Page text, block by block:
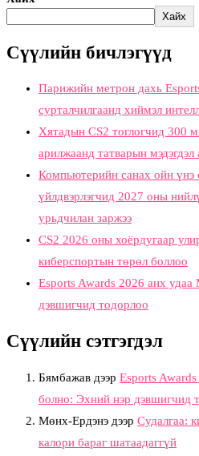
Хайх
Сүүлийн бичлэгүүд
Парижийн метрон дахь
сурталчилгаанд хиймэл
Хятадын CS2 тоглогчид 300
арилжаанд татварын мэдэгдэл
Компьютерийн санах ойн үнэ
үйлдвэрлэгчид 2027 оны
урьдчилан заржээ
CS2 2026 оны хоёрдугаар
киберспортын төрөл боллоо
Esports Awards 2026 анх
дэвшигчид тодорлоо
Сүүлийн сэтгэгдэл
Бямбажав дээр Esports
болно: Эхний нэр дэвшигчид
Мөнх-Ердэнэ дээр Судалгаа:
калори бараг шатаадаггүй